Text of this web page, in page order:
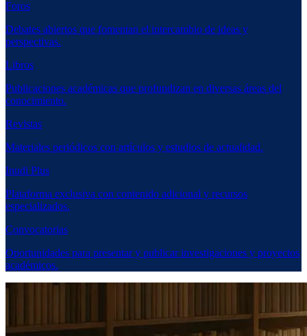
Foros
Debates abiertos que fomentan el intercambio de ideas y
perspectivas.
Libros
Publicaciones académicas que profundizan en diversas áreas del
conocimiento.
Revistas
Materiales periódicos con artículos y estudios de actualidad.
Inudi Plus
Plataforma exclusiva con contenido adicional y recursos
especializados.
Convocatorias
Oportunidades para presentar y publicar investigaciones y proyectos
académicos.